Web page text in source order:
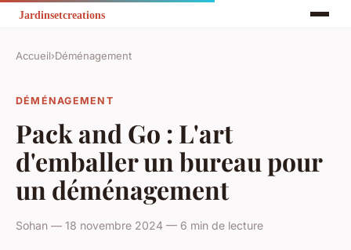
Accueil›Déménagement
DÉMÉNAGEMENT
Pack and Go : L'art
d'emballer un bureau pour
un déménagement
Sohan — 18 novembre 2024 — 6 min de lecture